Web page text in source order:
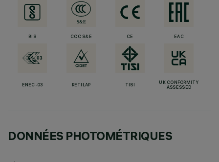
BIS CCC S&E CE EAC
ENEC-03 RETILAP TISI
UK CONFORMITY
ASSESSED
DONNÉES PHOTOMÉTRIQUES